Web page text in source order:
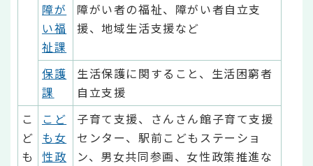
障が
い福
祉課
障がい者の福祉、障がい者自立支
援、地域生活支援など
保護
課
生活保護に関すること、生活困窮者
自立支援
こ
ど
も
こど
も女
性政
子育て支援、さんさん館子育て支援
センター、駅前こどもステーショ
ン、男女共同参画、女性政策推進な